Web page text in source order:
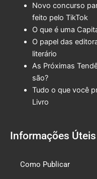
Novo concurso
feito pelo TikTok
O que é uma
O papel das
literário
As Próximas
são?
Tudo o que você
Livro
Informações Úteis
Como Publicar